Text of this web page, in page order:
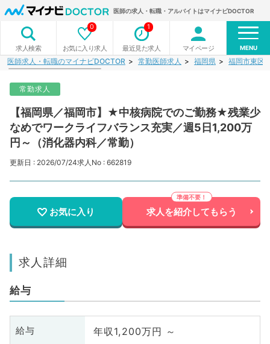
医師の求人・転職・アルバイトはマイナビDOCTOR
求人検索 お気に入り求人
0
最近見た求人
1
マイページ MENU
医師求人・転職のマイナビDOCTOR 常勤医師求人 福岡県 福岡市東区
常勤求人
【福岡県／福岡市】★中核病院でのご勤務★残業少
なめでワークライフバランス充実／週5日1,200万
円～（消化器内科／常勤）
更新日 : 2026/07/24求人No : 662819
お気に入り 求人を紹介してもらう
求人詳細
給与
給与 年収1,200万円 ～